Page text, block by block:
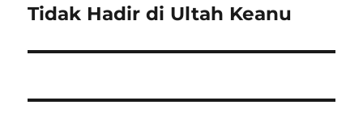
Tidak Hadir di Ultah Keanu